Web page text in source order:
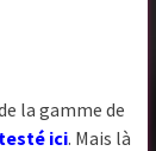
la gamme de
ici. Mais là